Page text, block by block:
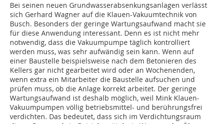
Bei seinen neuen Grundwasserabsenkungsanlagen verlässt
sich Gerhard Wagner auf die Klauen-Vakuumtechnik von
Busch. Besonders der geringe Wartungsaufwand macht sie
für diese Anwendung interessant. Denn es ist nicht mehr
notwendig, dass die Vakuumpumpe täglich kontrolliert
werden muss, was sehr aufwändig sein kann. Wenn auf
einer Baustelle beispielsweise nach dem Betonieren des
Kellers gar nicht gearbeitet wird oder an Wochenenden,
wenn extra ein Mitarbeiter die Baustelle aufsuchen und
prüfen muss, ob die Anlage korrekt arbeitet. Der geringe
Wartungsaufwand ist deshalb möglich, weil Mink Klauen-
Vakuumpumpen völlig betriebsmittel- und berührungsfrei
verdichten. Das bedeutet, dass sich im Verdichtungsraum